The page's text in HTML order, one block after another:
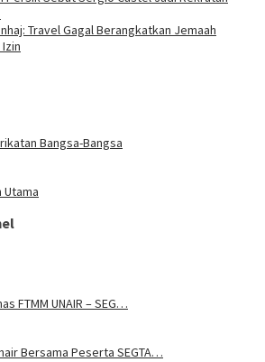
Travel Gagal Berangkatkan Jemaah
Bangsa-Bangsa
Utama
FTMM UNAIR – SEG…
Bersama Peserta SEGTA…